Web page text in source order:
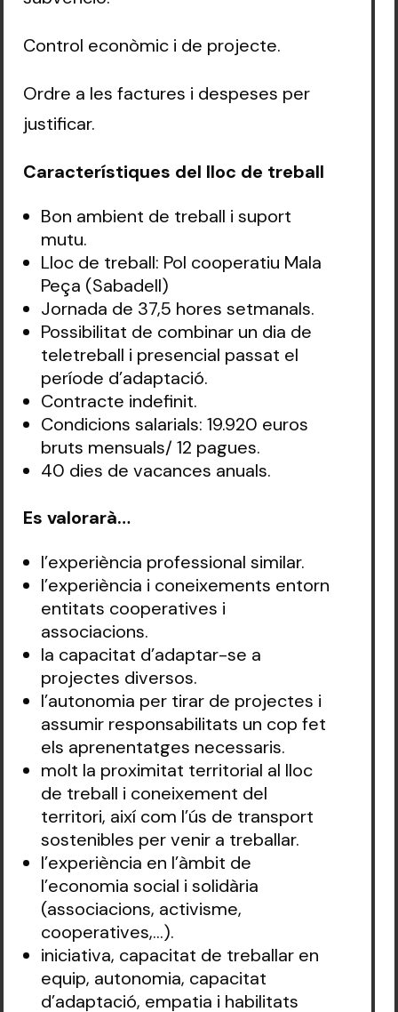
Control econòmic i de projecte.
Ordre a les factures i despeses per
justificar.
Característiques del lloc de treball
Bon ambient de treball i suport
mutu.
Lloc de treball: Pol cooperatiu Mala
Peça (Sabadell)
Jornada de 37,5 hores setmanals.
Possibilitat de combinar un dia de
teletreball i presencial passat el
període d’adaptació.
Contracte indefinit.
Condicions salarials: 19.920 euros
bruts mensuals/ 12 pagues.
40 dies de vacances anuals.
Es valorarà…
l’experiència professional similar.
l’experiència i coneixements entorn
entitats cooperatives i
associacions.
la capacitat d’adaptar-se a
projectes diversos.
l’autonomia per tirar de projectes i
assumir responsabilitats un cop fet
els aprenentatges necessaris.
molt la proximitat territorial al lloc
de treball i coneixement del
territori, així com l’ús de transport
sostenibles per venir a treballar.
l’experiència en l’àmbit de
l’economia social i solidària
(associacions, activisme,
cooperatives,…).
iniciativa, capacitat de treballar en
equip, autonomia, capacitat
d’adaptació, empatia i habilitats